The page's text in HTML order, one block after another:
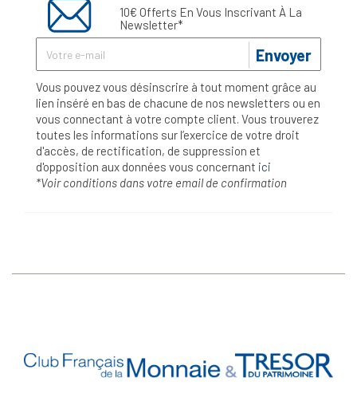
10€ Offerts En Vous Inscrivant À La
Newsletter*
Envoyer
Vous pouvez vous désinscrire à tout moment grâce au
lien inséré en bas de chacune de nos newsletters ou en
vous connectant à votre compte client. Vous trouverez
toutes les informations sur l’exercice de votre droit
d'accès, de rectification, de suppression et
d'opposition aux données vous concernant ici
*Voir conditions dans votre email de confirmation